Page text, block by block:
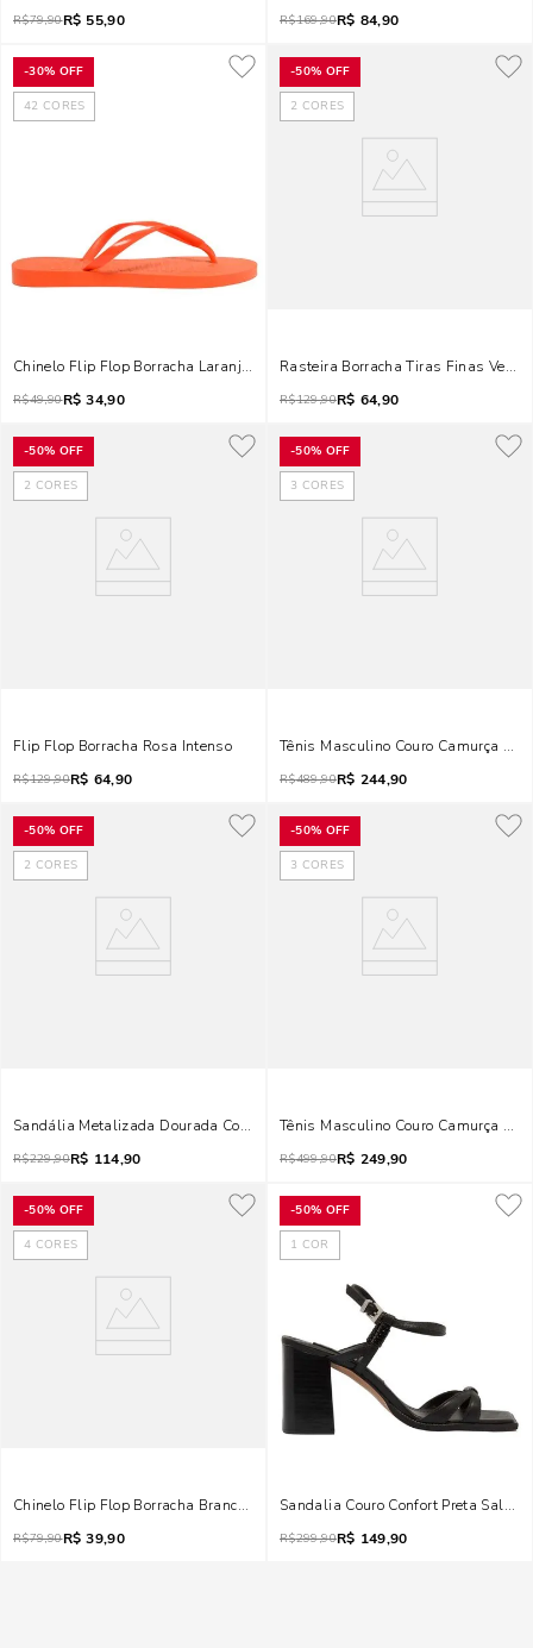
R$79,90R$ 55,90 R$169,90R$ 84,90
-30% OFF
42 CORES
Chinelo Flip Flop Borracha Laranja Flame
R$49,90R$ 34,90
-50% OFF
2 CORES
Rasteira Borracha Tiras Finas Verde
R$129,90R$ 64,90
-50% OFF
2 CORES
Flip Flop Borracha Rosa Intenso
R$129,90R$ 64,90
-50% OFF
3 CORES
Tênis Masculino Couro Camurça
R$489,90R$ 244,90
-50% OFF
2 CORES
Sandália Metalizada Dourada Couro Craquelê Salto Bloco Médio
R$229,90R$ 114,90
-50% OFF
3 CORES
Tênis Masculino Couro Camurça
R$499,90R$ 249,90
-50% OFF
4 CORES
Chinelo Flip Flop Borracha Branco Brilho
R$79,90R$ 39,90
-50% OFF
1 COR
Sandalia Couro Confort Preta Salto
R$299,90R$ 149,90